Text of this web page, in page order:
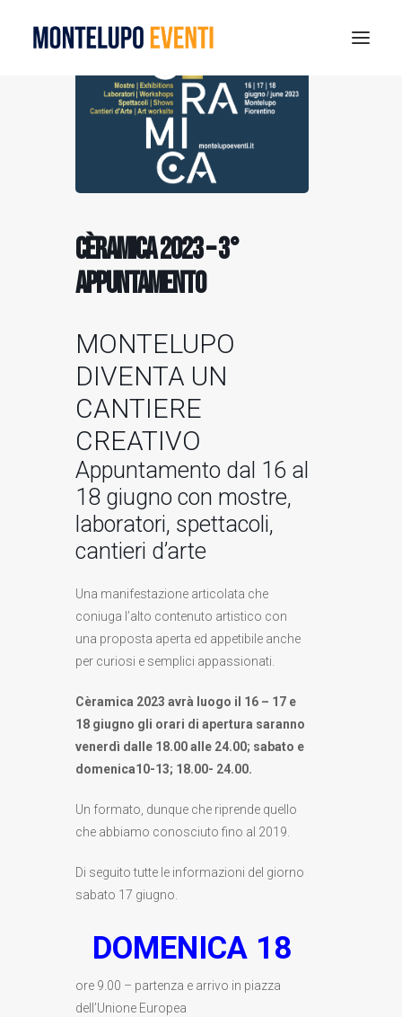
MONTELUPO SPORT DAYS 2026
MUSEO DELLA CERAMICA
RICERCA
CÈRAMICA 2023 – 3°
APPUNTAMENTO
MONTELUPO
DIVENTA UN
CANTIERE
CREATIVO
Appuntamento dal 16 al
18 giugno con mostre,
laboratori, spettacoli,
cantieri d’arte
Una manifestazione articolata che
coniuga l’alto contenuto artistico con
una proposta aperta ed appetibile anche
per curiosi e semplici appassionati.
Cèramica 2023 avrà luogo il 16 – 17 e
18 giugno gli orari di apertura saranno
venerdì dalle 18.00 alle 24.00; sabato e
domenica10-13; 18.00- 24.00.
Un formato, dunque che riprende quello
che abbiamo conosciuto fino al 2019.
Di seguito tutte le informazioni del giorno
sabato 17 giugno.
DOMENICA 18
ore 9.00 – partenza e arrivo in piazza
dell’Unione Europea